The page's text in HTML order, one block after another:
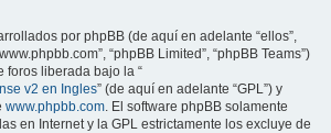
por phpBB (de aquí en adelante “ellos”,
“phpBB Limited”, “phpBB Teams”)
foros liberada bajo la “
v2 en Ingles” (de aquí en adelante “GPL”) y
www.phpbb.com. El software phpBB solamente
en Internet y la GPL estrictamente los excluye de